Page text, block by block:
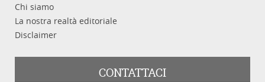
Chi siamo
La nostra realtà editoriale
Disclaimer
CONTATTACI